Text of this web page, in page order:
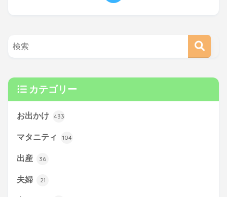
カテゴリー
お出かけ 433
マタニティ 104
出産 36
夫婦 21